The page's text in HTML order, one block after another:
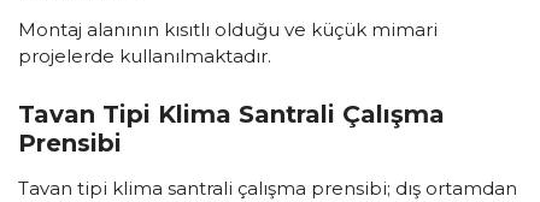
Montaj alanının kısıtlı olduğu ve küçük mimari
projelerde kullanılmaktadır.
Tavan Tipi Klima Santrali Çalışma
Prensibi
Tavan tipi klima santrali çalışma prensibi; dış ortamdan